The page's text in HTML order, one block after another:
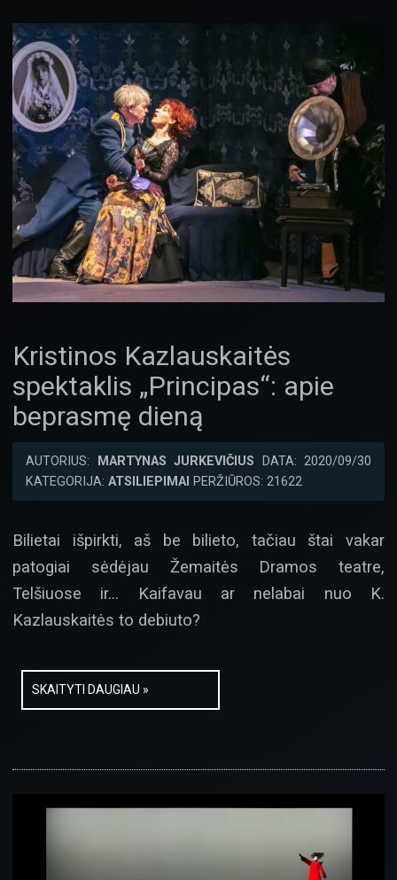
Kristinos Kazlauskaitės
spektaklis „Principas“: apie
beprasmę dieną
AUTORIUS: MARTYNAS JURKEVIČIUS DATA: 2020/09/30
KATEGORIJA: ATSILIEPIMAI PERŽIŪROS: 21622
Bilietai išpirkti, aš be bilieto, tačiau štai vakar
patogiai sėdėjau Žemaitės Dramos teatre,
Telšiuose ir… Kaifavau ar nelabai nuo K.
Kazlauskaitės to debiuto?
SKAITYTI DAUGIAU »